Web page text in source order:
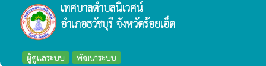
เทศบาลตำบลนิเวศน์
อำเภอธวัชบุรี จังหวัดร้อยเอ็ด
ผู้ดูแลระบบ พัฒนาระบบ